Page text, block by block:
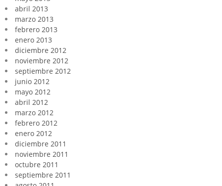
abril 2013
marzo 2013
febrero 2013
enero 2013
diciembre 2012
noviembre 2012
septiembre 2012
junio 2012
mayo 2012
abril 2012
marzo 2012
febrero 2012
enero 2012
diciembre 2011
noviembre 2011
octubre 2011
septiembre 2011